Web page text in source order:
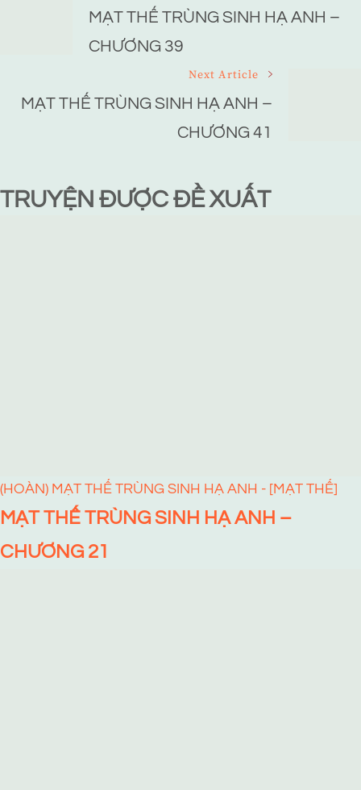
NavigationMẠT THẾ TRÙNG SINH HẠ ANH –
CHƯƠNG 39
Next Article
MẠT THẾ TRÙNG SINH HẠ ANH –
CHƯƠNG 41
TRUYỆN ĐƯỢC ĐỀ XUẤT
(HOÀN) MẠT THẾ TRÙNG SINH HẠ ANH - [MẠT THẾ]
MẠT THẾ TRÙNG SINH HẠ ANH –
CHƯƠNG 21